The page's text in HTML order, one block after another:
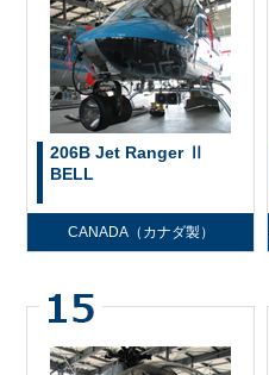
206B Jet Ranger Ⅱ
BELL
CANADA（カナダ製）